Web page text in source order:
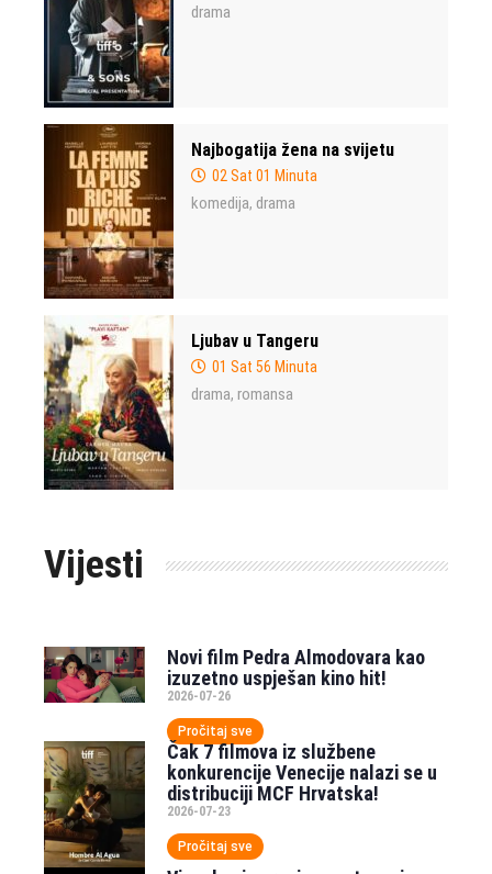
drama
Najbogatija žena na svijetu
02 Sat 01 Minuta
komedija, drama
Ljubav u Tangeru
01 Sat 56 Minuta
drama, romansa
Vijesti
Novi film Pedra Almodovara kao
izuzetno uspješan kino hit!
2026-07-26
Pročitaj sve
Čak 7 filmova iz službene
konkurencije Venecije nalazi se u
distribuciji MCF Hrvatska!
2026-07-23
Pročitaj sve